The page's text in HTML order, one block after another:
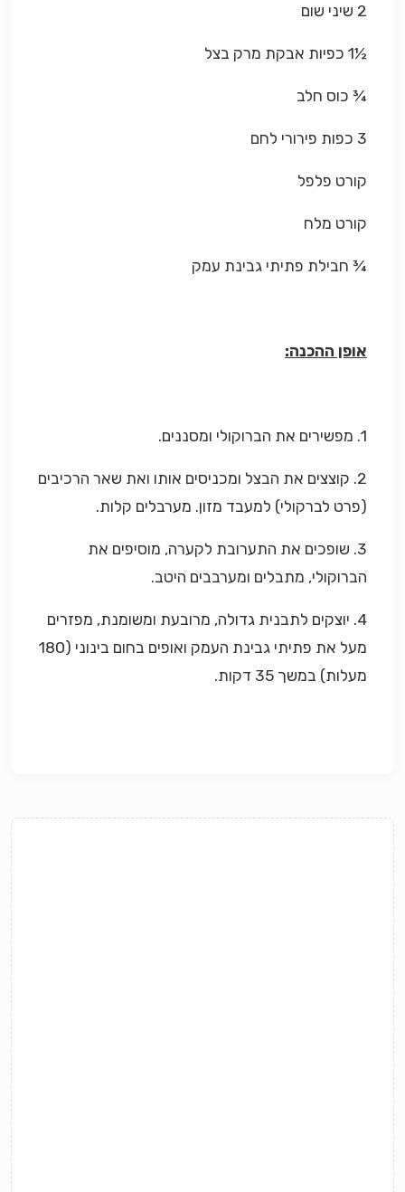
2 שיני שום
½1 כפיות אבקת מרק בצל
¾ כוס חלב
3 כפות פירורי לחם
קורט פלפל
קורט מלח
¾ חבילת פתיתי גבינת עמק
אופן ההכנה:
1. מפשירים את הברוקולי ומסננים.
2. קוצצים את הבצל ומכניסים אותו ואת שאר הרכיבים
(פרט לברקולי) למעבד מזון. מערבלים קלות.
3. שופכים את התערובת לקערה, מוסיפים את
הברוקולי, מתבלים ומערבבים היטב.
4. יוצקים לתבנית גדולה, מרובעת ומשומנת, מפזרים
מעל את פתיתי גבינת העמק ואופים בחום בינוני (180
מעלות) במשך 35 דקות.